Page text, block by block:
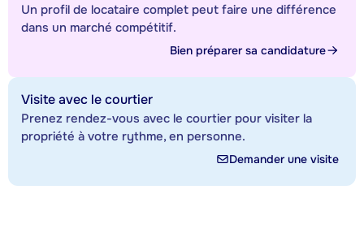
Un profil de locataire complet peut faire une différence
dans un marché compétitif.
Bien préparer sa candidature
Visite avec le courtier
Prenez rendez-vous avec le courtier pour visiter la
propriété à votre rythme, en personne.
Demander une visite